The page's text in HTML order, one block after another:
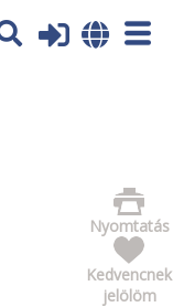
tájékoztatás itt:
Nyomtatás
Kedvencnek
jelölöm